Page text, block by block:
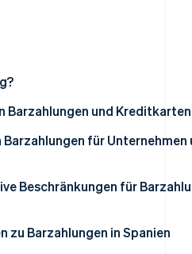
wie Stripe Lösungen für die
Barzahlungen und
für Unternehmen
Kunden
Beschränkungen für
zu Barzahlungen in Spanien